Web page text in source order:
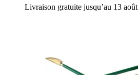
Livraison gratuite jusqu’au 13 août